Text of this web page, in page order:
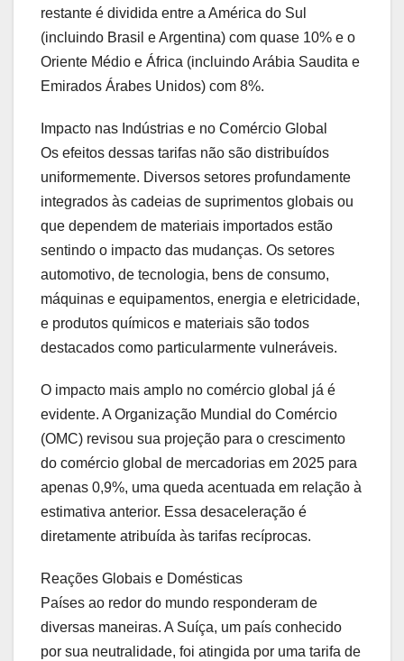
restante é dividida entre a América do Sul
(incluindo Brasil e Argentina) com quase 10% e o
Oriente Médio e África (incluindo Arábia Saudita e
Emirados Árabes Unidos) com 8%.
Impacto nas Indústrias e no Comércio Global
Os efeitos dessas tarifas não são distribuídos
uniformemente. Diversos setores profundamente
integrados às cadeias de suprimentos globais ou
que dependem de materiais importados estão
sentindo o impacto das mudanças. Os setores
automotivo, de tecnologia, bens de consumo,
máquinas e equipamentos, energia e eletricidade,
e produtos químicos e materiais são todos
destacados como particularmente vulneráveis.
O impacto mais amplo no comércio global já é
evidente. A Organização Mundial do Comércio
(OMC) revisou sua projeção para o crescimento
do comércio global de mercadorias em 2025 para
apenas 0,9%, uma queda acentuada em relação à
estimativa anterior. Essa desaceleração é
diretamente atribuída às tarifas recíprocas.
Reações Globais e Domésticas
Países ao redor do mundo responderam de
diversas maneiras. A Suíça, um país conhecido
por sua neutralidade, foi atingida por uma tarifa de